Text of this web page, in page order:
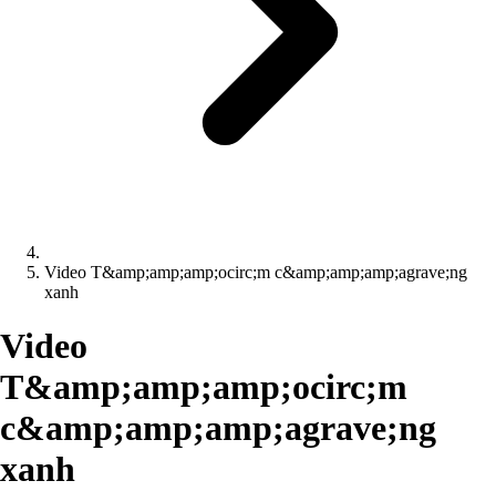
Video T&amp;amp;amp;ocirc;m c&amp;amp;amp;agrave;ng
xanh
Video
T&amp;amp;amp;ocirc;m
c&amp;amp;amp;agrave;ng
xanh